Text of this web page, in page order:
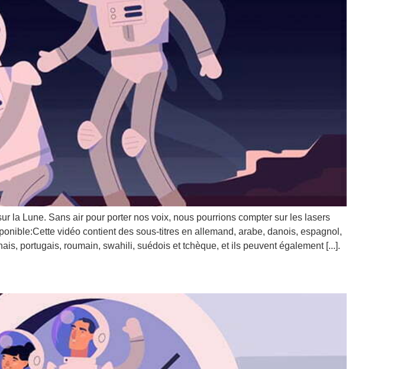
la Lune. Sans air pour porter nos voix, nous pourrions compter sur les lasers
vidéo contient des sous-titres en allemand, arabe, danois, espagnol,
portugais, roumain, swahili, suédois et tchèque, et ils peuvent également [...].